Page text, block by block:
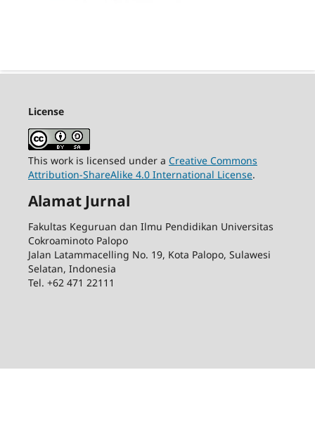
License
This work is licensed under a Creative Commons
Attribution-ShareAlike 4.0 International License.
Alamat Jurnal
Fakultas Keguruan dan Ilmu Pendidikan Universitas
Cokroaminoto Palopo
Jalan Latammacelling No. 19, Kota Palopo, Sulawesi
Selatan, Indonesia
Tel. +62 471 22111